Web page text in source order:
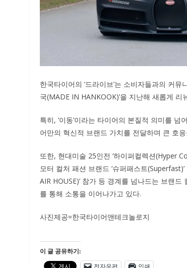
한국타이어의 ‘드라이브’는 소비자들과의 커
국(MADE IN HANKOOK)’을 지난해 새롭게 리
특히, ‘이동’이라는 타이어의 본질적 의미를
어만의 혁신적 브랜드 가치를 전달하며 큰 호
또한, 현대미술 25인전 ‘하이퍼컬렉션(Hyper
모터 컬처 패션 브랜드 ‘슈퍼패스트
AIR HOUSE)’ 참가 등 경계를 넘나드는 브랜
를 통해 소통을 이어나가고 있다.
사진제공=한국타이어앤테크놀로지
이 글 공유하기:
전자우편
인쇄